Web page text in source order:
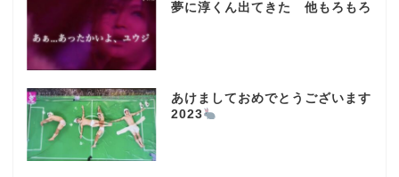
夢に淳くん出てきた 他もろもろ
あけましておめでとうございます
2023